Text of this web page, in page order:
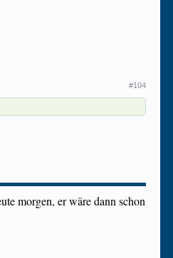
#104
morgen, er wäre dann schon